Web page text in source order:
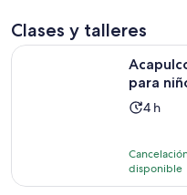
Clases y talleres
para
La
dura
4
horas
4 h
disponible
Acapulco Malibú,